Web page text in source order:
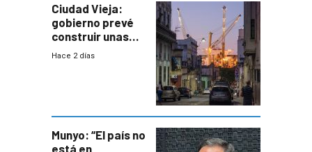
Ciudad Vieja:
gobierno prevé
construir unas
mil viviendas en
Hace 2 días
Munyo: “El país no
está en